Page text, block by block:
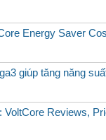
Energy Saver
giúp tăng năng
Reviews,